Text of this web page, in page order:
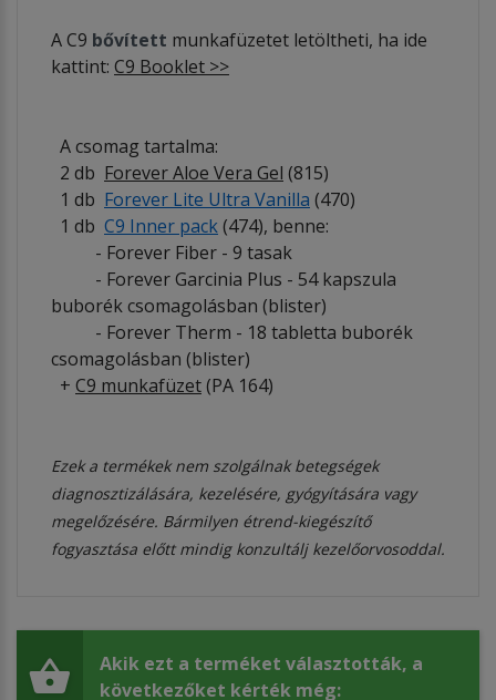
A C9 bővített munkafüzetet letöltheti, ha ide
kattint: C9 Booklet >>
A csomag tartalma:
2 db Forever Aloe Vera Gel (815)
1 db Forever Lite Ultra Vanilla (470)
1 db C9 Inner pack(474), benne:
- Forever Fiber - 9 tasak
- Forever Garcinia Plus - 54 kapszula
buborék csomagolásban (blister)
- Forever Therm - 18 tabletta buborék
csomagolásban (blister)
+ C9 munkafüzet(PA 164)
Ezek a termékek nem szolgálnak betegségek
diagnosztizálására, kezelésére, gyógyítására vagy
megelőzésére. Bármilyen étrend-kiegészítő
fogyasztása előtt mindig konzultálj kezelőorvosoddal.
Akik ezt a terméket választották, a
következőket kérték még: